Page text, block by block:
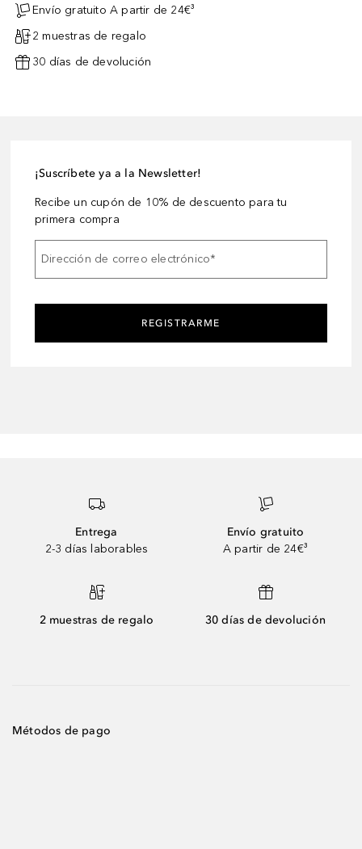
Envío gratuito A partir de 24€³
2 muestras de regalo
30 días de devolución
¡Suscríbete ya a la Newsletter!
Recibe un cupón de 10% de descuento para tu
primera compra
Dirección de correo electrónico*
REGISTRARME
Entrega
2-3 días laborables
Envío gratuito
A partir de 24€³
2 muestras de regalo 30 días de devolución
Métodos de pago